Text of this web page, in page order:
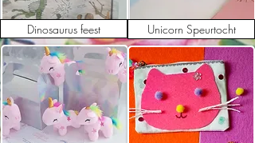
Unicorn Speurtocht
Dinosaurus feest